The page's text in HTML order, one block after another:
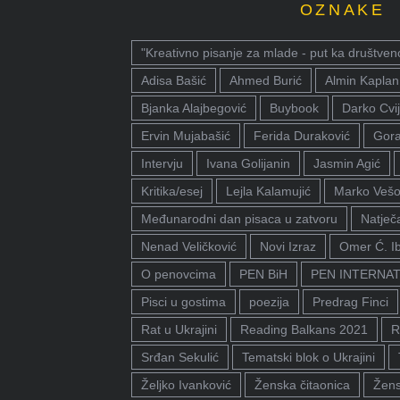
OZNAKE
"Kreativno pisanje za mlade - put ka
Adisa Bašić
Ahmed Burić Almin Kaplan
Bjanka Alajbegović
Buybook Darko
Ervin Mujabašić
Ferida Duraković
Intervju
Ivana Golijanin Jasmin Agić
Kritika/esej
Lejla Kalamujić Marko
Međunarodni dan pisaca u zatvoru
Nenad Veličković
Novi Izraz
Omer Ć.
O penovcima
PEN BiH
PEN
Pisci u gostima
poezija Predrag Finci
Rat u Ukrajini
Reading Balkans 2021
Srđan Sekulić
Tematski blok o Ukrajini
Željko Ivanković
Ženska čitaonica